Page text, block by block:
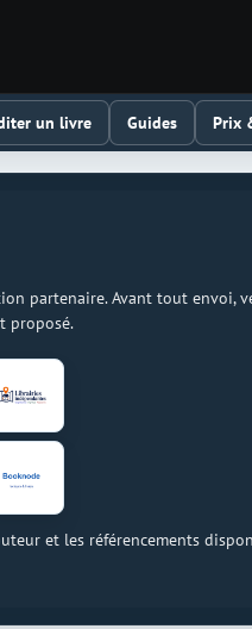
un livre Guides Prix
partenaire. Avant tout envoi,
proposé.
et les référencements